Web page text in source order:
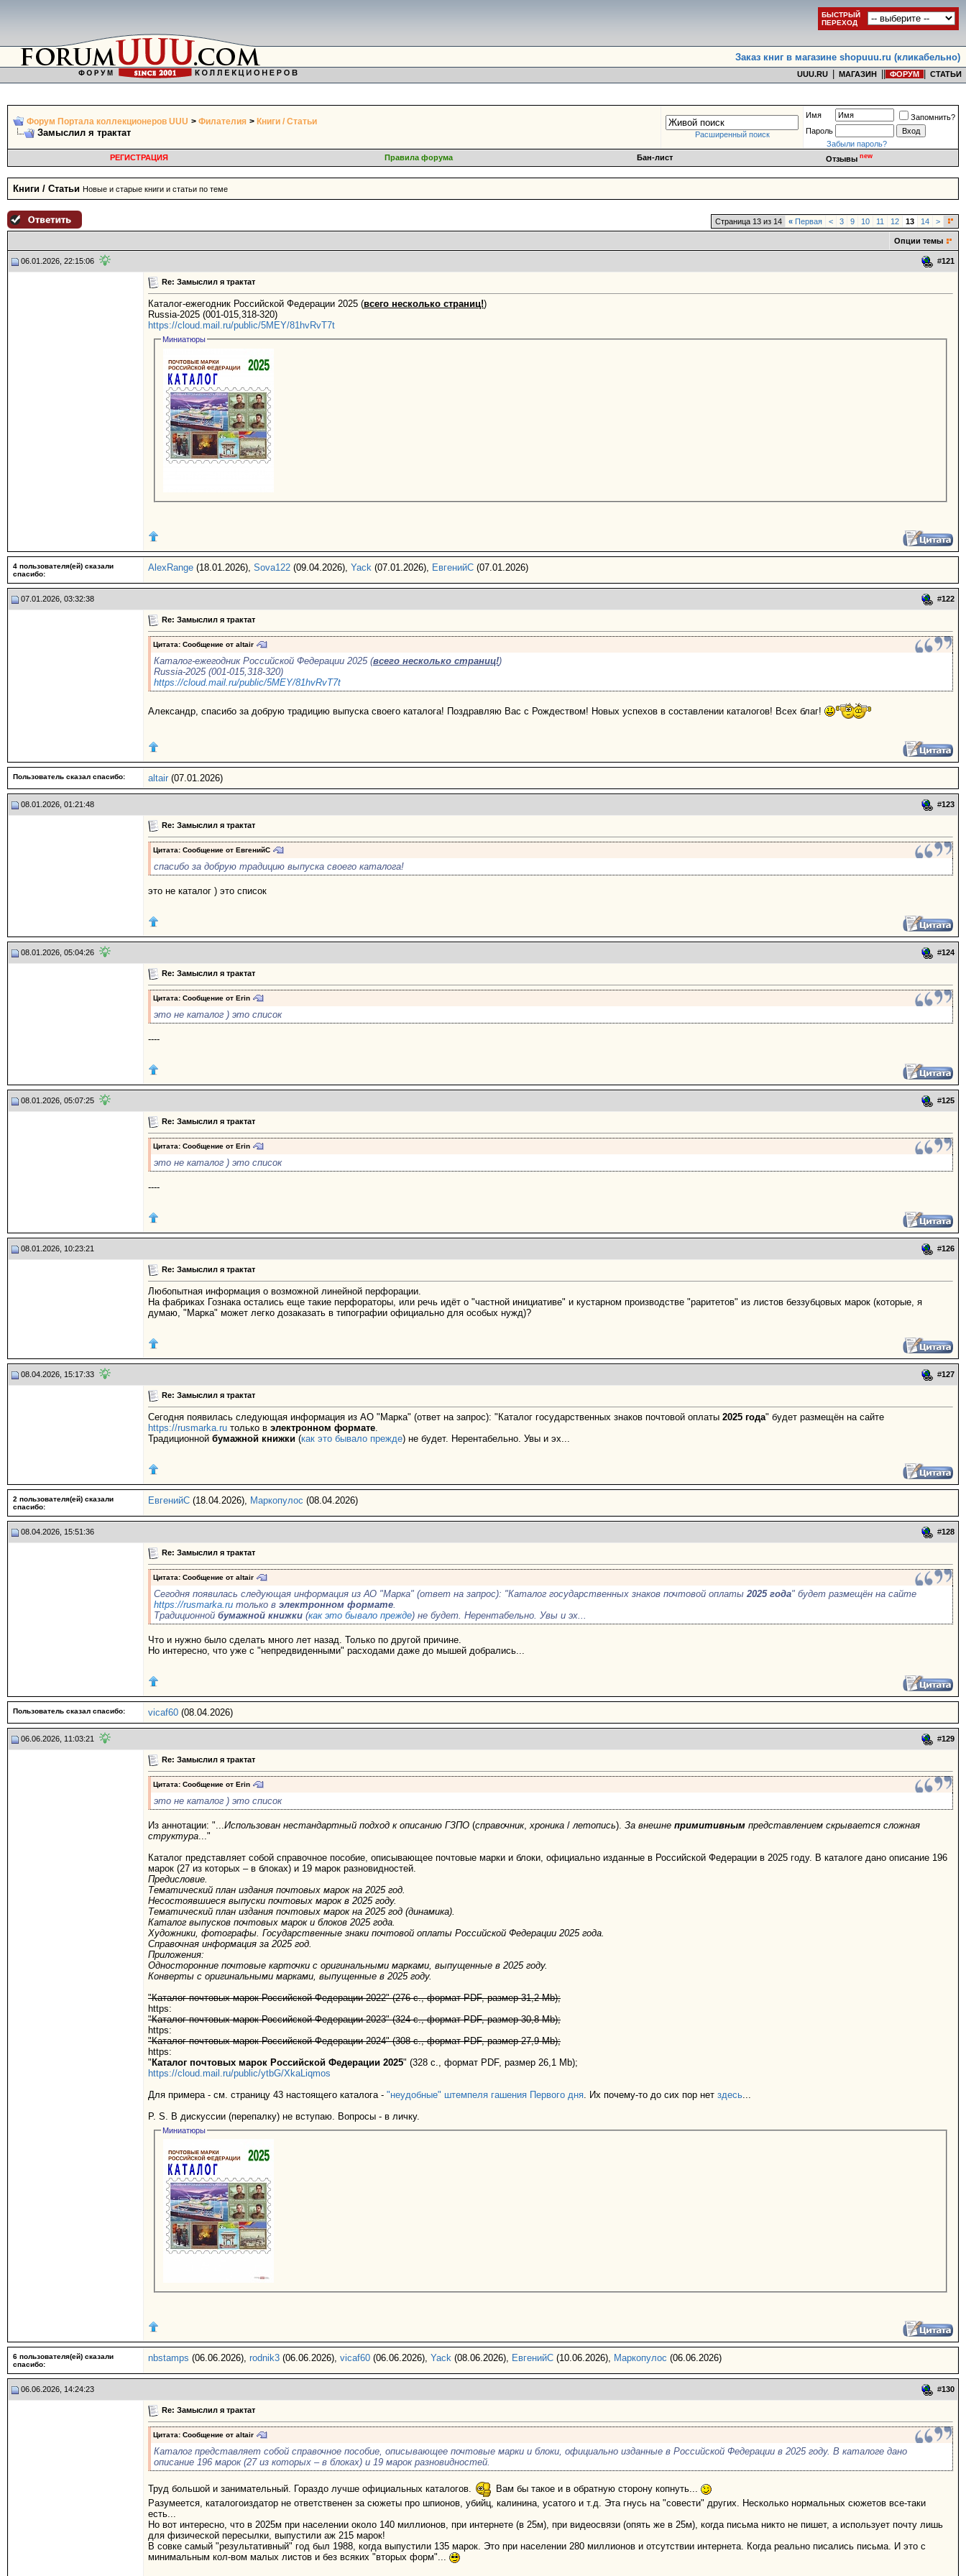
БЫСТРЫЙ
ПЕРЕХОД
Заказ книг в магазине shopuuu.ru (кликабельно)
UUU.RU МАГАЗИН ФОРУМ СТАТЬИ
Форум Портала коллекционеров UUU > Филателия > Книги / Статьи
Замыслил я трактат Расширенный поиск
Имя
Запомнить?
Пароль
Забыли пароль?
РЕГИСТРАЦИЯ
Правила форума Бан-лист Отзывы new
Книги / Статьи Новые и старые книги и статьи по теме
Страница 13 из 14 « Первая < 3 9 10 11 12 13 14 >
Опции темы
06.01.2026, 22:15:06 #121
Re: Замыслил я трактат
Каталог-ежегодник Российской Федерации 2025 (всего несколько страниц!)
Russia-2025 (001-015,318-320)
https://cloud.mail.ru/public/5MEY/81hvRvT7t
Миниатюры
4 пользователя(ей) сказали
cпасибо:
AlexRange (18.01.2026), Sova122 (09.04.2026), Yack (07.01.2026), ЕвгенийС (07.01.2026)
07.01.2026, 03:32:38 #122
Re: Замыслил я трактат
Цитата: Сообщение от altair
Каталог-ежегодник Российской Федерации 2025 (всего несколько страниц!)
Russia-2025 (001-015,318-320)
https://cloud.mail.ru/public/5MEY/81hvRvT7t
Александр, спасибо за добрую традицию выпуска своего каталога! Поздравляю Вас с Рождеством! Новых успехов в составлении каталогов! Всех благ!
Пользователь сказал cпасибо: altair (07.01.2026)
08.01.2026, 01:21:48 #123
Re: Замыслил я трактат
Цитата: Сообщение от ЕвгенийС
спасибо за добрую традицию выпуска своего каталога!
это не каталог ) это список
08.01.2026, 05:04:26 #124
Re: Замыслил я трактат
Цитата: Сообщение от Erin
это не каталог ) это список
----
08.01.2026, 05:07:25 #125
Re: Замыслил я трактат
Цитата: Сообщение от Erin
это не каталог ) это список
----
08.01.2026, 10:23:21 #126
Re: Замыслил я трактат
Любопытная информация о возможной линейной перфорации.
На фабриках Гознака остались еще такие перфораторы, или речь идёт о "частной инициативе" и кустарном производстве "раритетов" из листов беззубцовых марок (которые, я
думаю, "Марка" может легко дозаказать в типографии официально для особых нужд)?
08.04.2026, 15:17:33 #127
Re: Замыслил я трактат
Сегодня появилась следующая информация из АО "Марка" (ответ на запрос): "Каталог государственных знаков почтовой оплаты 2025 года" будет размещён на сайте
https://rusmarka.ru только в электронном формате.
Традиционной бумажной книжки (как это бывало прежде) не будет. Нерентабельно. Увы и эх...
2 пользователя(ей) сказали
cпасибо:
ЕвгенийС (18.04.2026), Маркопулос (08.04.2026)
08.04.2026, 15:51:36 #128
Re: Замыслил я трактат
Цитата: Сообщение от altair
Сегодня появилась следующая информация из АО "Марка" (ответ на запрос): "Каталог государственных знаков почтовой оплаты 2025 года" будет размещён на сайте
https://rusmarka.ru только в электронном формате.
Традиционной бумажной книжки (как это бывало прежде) не будет. Нерентабельно. Увы и эх...
Что и нужно было сделать много лет назад. Только по другой причине.
Но интересно, что уже с "непредвиденными" расходами даже до мышей добрались...
Пользователь сказал cпасибо: vicaf60 (08.04.2026)
06.06.2026, 11:03:21 #129
Re: Замыслил я трактат
Цитата: Сообщение от Erin
это не каталог ) это список
Из аннотации: "... Использован нестандартный подход к описанию ГЗПО (справочник, хроника / летопись). За внешне примитивным представлением скрывается сложная
структура ..."
Каталог представляет собой справочное пособие, описывающее почтовые марки и блоки, официально изданные в Российской Федерации в 2025 году. В каталоге дано описание 196
марок (27 из которых – в блоках) и 19 марок разновидностей.
Предисловие.
Тематический план издания почтовых марок на 2025 год.
Несостоявшиеся выпуски почтовых марок в 2025 году.
Тематический план издания почтовых марок на 2025 год (динамика).
Каталог выпусков почтовых марок и блоков 2025 года.
Художники, фотографы. Государственные знаки почтовой оплаты Российской Федерации 2025 года.
Справочная информация за 2025 год.
Приложения:
Односторонние почтовые карточки с оригинальными марками, выпущенные в 2025 году.
Конверты с оригинальными марками, выпущенные в 2025 году.
"Каталог почтовых марок Российской Федерации 2022" (276 с., формат PDF, размер 31,2 Mb);
https:
"Каталог почтовых марок Российской Федерации 2023" (324 с., формат PDF, размер 30,8 Mb);
https:
"Каталог почтовых марок Российской Федерации 2024" (308 с., формат PDF, размер 27,9 Mb);
https:
"Каталог почтовых марок Российской Федерации 2025" (328 с., формат PDF, размер 26,1 Mb);
https://cloud.mail.ru/public/ytbG/XkaLiqmos
Для примера - см. страницу 43 настоящего каталога - "неудобные" штемпеля гашения Первого дня . Их почему-то до сих пор нет здесь
P. S. В дискуссии (перепалку) не вступаю. Вопросы - в личку.
Миниатюры
6 пользователя(ей) сказали
cпасибо:
nbstamps (06.06.2026), rodnik3 (06.06.2026), vicaf60 (06.06.2026), Yack (08.06.2026), ЕвгенийС (10.06.2026), Маркопулос (06.06.2026)
06.06.2026, 14:24:23 #130
Re: Замыслил я трактат
Цитата: Сообщение от altair
Каталог представляет собой справочное пособие, описывающее почтовые марки и блоки, официально изданные в Российской Федерации в 2025 году. В каталоге дано
описание 196 марок (27 из которых – в блоках) и 19 марок разновидностей.
Труд большой и занимательный. Гораздо лучше официальных каталогов.
Вам бы такое и в обратную сторону копнуть...
Разумеется, каталогоиздатор не ответственен за сюжеты про шпионов, убийц, калинина, усатого и т.д. Эта гнусь на "совести" других. Несколько нормальных сюжетов все-таки
есть...
Но вот интересно, что в 2025м при населении около 140 миллионов, при интернете (в 25м), при видеосвязи (опять же в 25м), когда письма никто не пишет, а использует почту лишь
для физической пересылки, выпустили аж 215 марок!
В совке самый "результативный" год был 1988, когда выпустили 135 марок. Это при населении 280 миллионов и отсутствии интернета. Когда реально писались письма. И это с
минимальным кол-вом малых листов и без всяких "вторых форм"...